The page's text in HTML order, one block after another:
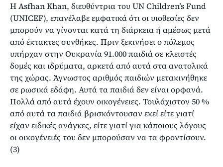
Η Asfhan Khan, διευθύντρια του UN Children’s Fund
(UNICEF), επανέλαβε εμφατικά ότι οι υιοθεσίες δεν
μπορούν να γίνονται κατά τη διάρκεια ή αμέσως μετά
από έκτακτες συνθήκες. Πριν ξεκινήσει ο πόλεμος
υπήρχαν στην Ουκρανία 91.000 παιδιά σε κλειστές
δομές και ιδρύματα, αρκετά από αυτά στα ανατολικά
της χώρας. Άγνωστος αριθμός παιδιών μετακινήθηκε
σε ρωσικά εδάφη. Αυτά τα παιδιά δεν είναι ορφανά.
Πολλά από αυτά έχουν οικογένειες. Τουλάχιστον 50 %
από αυτά τα παιδιά βρισκόντουσαν εκεί είτε γιατί
είχαν ειδικές ανάγκες, είτε γιατί για κάποιους λόγους
οι οικογένειές του δεν μπορούσαν να τα φροντίσουν.
(3)